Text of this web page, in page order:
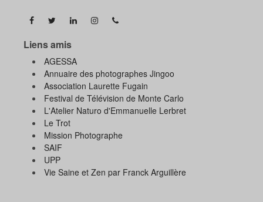
Liens amis
AGESSA
Annuaire des photographes Jingoo
Association Laurette Fugain
Festival de Télévision de Monte Carlo
L'Atelier Naturo d'Emmanuelle Lerbret
Le Trot
Mission Photographe
SAIF
UPP
Vie Saine et Zen par Franck Arguillère